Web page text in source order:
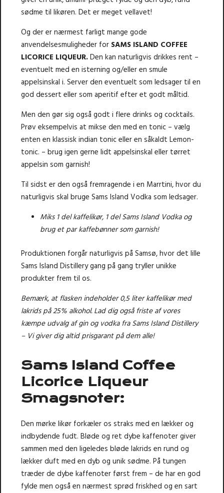
sødme til likøren. Det er meget vellavet!
Og der er nærmest farligt mange gode
anvendelsesmuligheder for SAMS ISLAND COFFEE
LICORICE LIQUEUR.Den kan naturligvis drikkes rent –
eventuelt med en isterning og/eller en smule
appelsinskal i. Server den eventuelt som ledsager til en
god dessert eller som aperitif efter et godt måltid.
Men den gør sig også godt i flere drinks og cocktails.
Prøv eksempelvis at mikse den med en tonic – vælg
enten en klassisk indian tonic eller en såkaldt Lemon-
tonic. – brug igen gerne lidt appelsinskal eller tørret
appelsin som garnish!
Til sidst er den også fremragende i en Marrtini, hvor du
naturligvis skal bruge Sams Island Vodka som ledsager.
Miks 1 del kaffelikør, 1 del Sams Island Vodka og
brug et par kaffebønner som garnish!
Produktionen forgår naturligvis på Samsø, hvor det lille
Sams Island Distillery gang på gang tryller unikke
produkter frem til os.
Bemærk, at flasken indeholder 0,5 liter kaffelikør med
lakrids på 25% alkohol. Lad dig også friste af vores
kæmpe udvalg af gin og vodka fraSams Island Distillery
– Vi giver dig altid prisgarant på dem alle!
Sams Island Coffee
Licorice Liqueur
Smagsnoter:
Den mørke likør forkæler os straks med en lækker og
indbydende fudt. Bløde og ret dybe kaffenoter giver
sammen med den ligeledes bløde lakrids en rund og
lækker duft med en dyb og unik sødme. På tungen
træder de dybe kaffenoter først frem – de har en god
fylde men også en nærmest sprød friskhed og en sart